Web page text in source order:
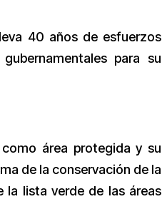
40 años de esfuerzos
para su
área protegida y su
de la conservación de la
la lista verde de las áreas